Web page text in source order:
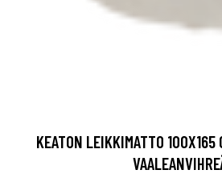
KEATON LEIKKIMATTO 100X165